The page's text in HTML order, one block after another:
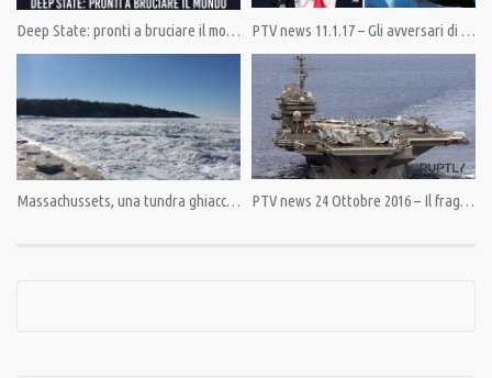
esisteremo, ma anche quanto tempo resisteremo nella lotta per una
informazione libera.
Abbonamento con PayPal: https://www.paypal.com/cgi-bin/webscr
Abbonamento con bonifico bancario IBAN IT82P0100504800000000006342
intestato ad Associazione Democrazia nella Comunicazione
Abbonamento con PostePay 5333 1710 4683 2552 intestata a Giulietto
Chiesa
Deep State: pronti a bruciare il mondo PTV news 11.1.17 – Gli avversari di Trump sfiorano la richiesta d’impeachment
Massachussets, una tundra ghiacciata PTV news 24 Ottobre 2016 – Il fragore delle armi da Aleppo risuona in tutto lo scacchiere euro-mediterraneo